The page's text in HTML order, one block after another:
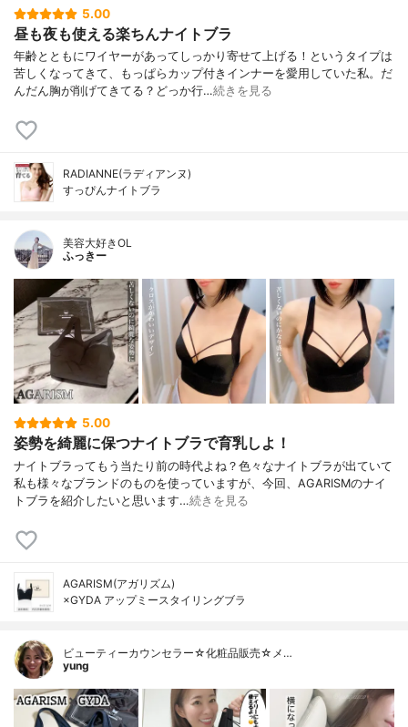
5.00
昼も夜も使える楽ちんナイトブラ
年齢とともにワイヤーがあってしっかり寄せて上げる！というタイプは
苦しくなってきて、もっぱらカップ付きインナーを愛用していた私。だ
んだん胸が削げてきてる？どっか行…続きを見る
RADIANNE(ラディアンヌ)
すっぴんナイトブラ
美容大好きOL
ふっきー
5.00
姿勢を綺麗に保つナイトブラで育乳しよ！
ナイトブラってもう当たり前の時代よね？色々なナイトブラが出ていて
私も様々なブランドのものを使っていますが、今回、AGARISMのナイ
トブラを紹介したいと思います…続きを見る
AGARISM(アガリズム)
×GYDA アップミースタイリングブラ
ビューティーカウンセラー☆化粧品販売☆メ…
yung